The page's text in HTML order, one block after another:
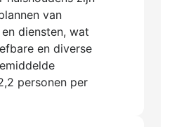
van
diensten, wat
en diverse
personen per